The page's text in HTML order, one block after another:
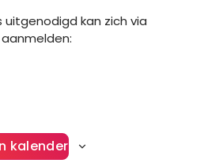
uitgenodigd kan zich via
kalender